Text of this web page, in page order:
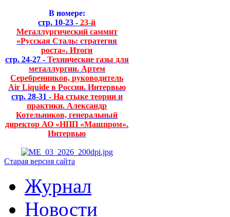
В номере:
стр. 10-23 - 23-й
Металлургический саммит
«Русская Сталь: стратегия
роста». Итоги
стр. 24-27 - Технические газы для
металлургии. Артем
Серебренников, руководитель
Air Liquide в России. Интервью
стр. 28-31 - На стыке теории и
практики. Александр
Котельников, генеральный
директор АО «НПП «Машпром».
Интервью
Старая версия сайта
Журнал
Новости